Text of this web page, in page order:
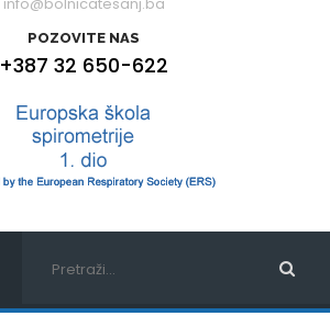
POZOVITE NAS
+387 32 650-622